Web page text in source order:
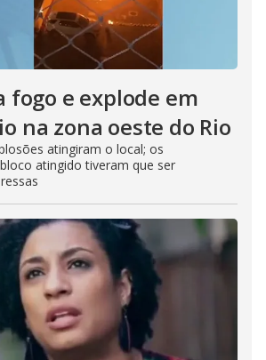
fogo e explode em
na zona oeste do Rio
atingiram o local; os
atingido tiveram que ser